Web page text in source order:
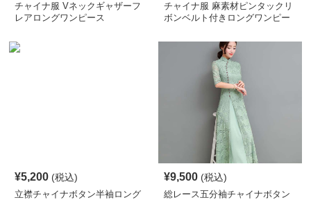
チャイナ服 Vネックギャザーフ
レアロングワンピース
チャイナ服 麻素材ピンタックリ
ボンベルト付きロングワンピー
¥5,200 (税込)
立襟チャイナボタン半袖ロング
¥9,500 (税込)
総レース五分袖チャイナボタン